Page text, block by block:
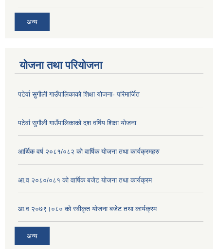
अन्य
योजना तथा परियोजना
पटेर्वा सुगौली गाउँपालिकाको शिक्षा योजना- परिमार्जित
पटेर्वा सुगौली गाउँपालिकाको दश वर्षिय शिक्षा योजना
आर्थिक वर्ष २०८१/०८२ को वार्षिक योजना तथा कार्यक्रमहरु
आ.व २०८०/०८१ को वार्षिक बजेट योजना तथा कार्यक्रम
आ.व २०७९।०८० को स्वीकृत योजना बजेट तथा कार्यक्रम
अन्य